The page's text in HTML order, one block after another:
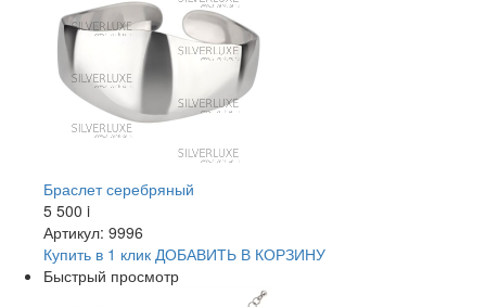
Браслет серебряный
5 500 i
Артикул: 9996
Купить в 1 клик ДОБАВИТЬ В КОРЗИНУ
Быстрый просмотр